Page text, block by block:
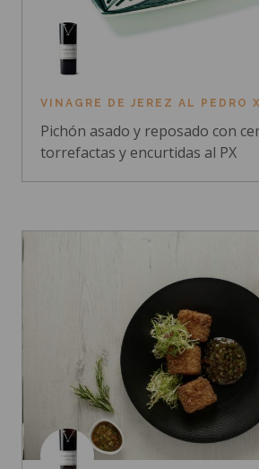
VINAGRE DE JEREZ AL PEDRO
Pichón asado y reposado con
torrefactas y encurtidas al PX